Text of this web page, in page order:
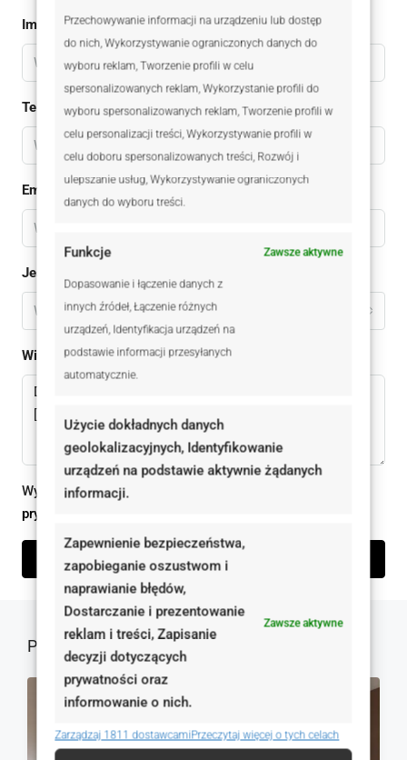
Przechowywanie informacji na urządzeniu lub dostęp
do nich, Wykorzystywanie ograniczonych danych do
wyboru reklam, Tworzenie profili w celu
spersonalizowanych reklam, Wykorzystanie profili do
wyboru spersonalizowanych reklam, Tworzenie profili w
celu personalizacji treści, Wykorzystywanie profili w
celu doboru spersonalizowanych treści, Rozwój i
ulepszanie usług, Wykorzystywanie ograniczonych
danych do wyboru treści.
Funkcje Zawsze aktywne
Dopasowanie i łączenie danych z
innych źródeł, Łączenie różnych
urządzeń, Identyfikacja urządzeń na
podstawie informacji przesyłanych
automatycznie.
Użycie dokładnych danych
geolokalizacyjnych, Identyfikowanie
urządzeń na podstawie aktywnie żądanych
informacji.
Zapewnienie bezpieczeństwa,
zapobieganie oszustwom i
naprawianie błędów,
Dostarczanie i prezentowanie
reklam i treści, Zapisanie
decyzji dotyczących
prywatności oraz
informowanie o nich.
Zawsze aktywne
Zarządzaj 1811 dostawcamiPrzeczytaj więcej o tych celach
Imię
Telefon
Email
Jestem
Wybierz
Wiadomomść
Wysyłając ten formularz zgadzam się z
prywatności
Wyślij zapytanie
Podobne oferty